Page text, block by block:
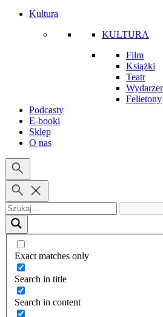
Kultura
KULTURA
Film
Książki
Teatr
Felietony
Podcasty
E-booki
Sklep
O nas
Exact matches only
Search in title
Search in content